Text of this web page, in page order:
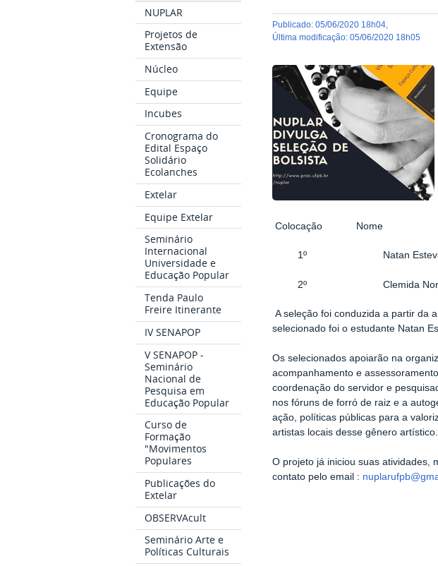
NUPLAR
Projetos de
Extensão
Núcleo
Equipe
Incubes
Cronograma do
Edital Espaço
Solidário
Ecolanches
Extelar
Equipe Extelar
Seminário
Internacional
Universidade e
Educação Popular
Tenda Paulo
Freire Itinerante
IV SENAPOP
V SENAPOP -
Seminário
Nacional de
Pesquisa em
Educação Popular
Curso de
Formação
"Movimentos
Populares
Publicações do
Extelar
OBSERVAcult
Seminário Arte e
Políticas Culturais
publicado:05/06/2020 18h04
última modificação:05/06/2020 18h05
Colocação Nome
1º Natan
2º Clemida Norberto
A seleção foi conduzida a partir da
selecionado foi o estudante Natan
Os selecionados apoiarão na
acompanhamento e
coordenação do servidor e
nos fóruns de forró de raiz e a
ação, políticas públicas para a
artistas locais desse gênero artístico.
O projeto já iniciou suas atividades,
contato pelo email :